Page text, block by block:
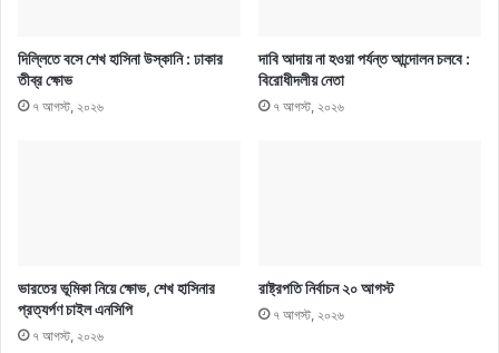
দিল্লিতে বসে শেখ হাসিনা উস্কানি : ঢাকার
তীব্র ক্ষোভ
৭ আগস্ট, ২০২৬
দাবি আদায় না হওয়া পর্যন্ত আন্দোলন চলবে :
বিরোধীদলীয় নেতা
৭ আগস্ট, ২০২৬
ভারতের ভূমিকা নিয়ে ক্ষোভ, শেখ হাসিনার
প্রত্যর্পণ চাইল এনসিপি
৭ আগস্ট, ২০২৬
রাষ্ট্রপতি নির্বাচন ২০ আগস্ট
৭ আগস্ট, ২০২৬